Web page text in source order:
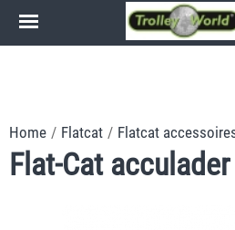
Home / Flatcat / Flatcat
Flat-Cat